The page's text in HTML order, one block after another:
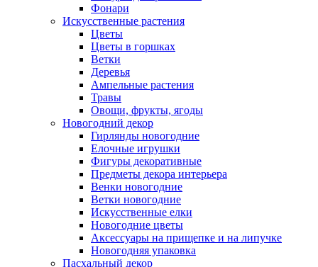
Фонари
Искусственные растения
Цветы
Цветы в горшках
Ветки
Деревья
Ампельные растения
Травы
Овощи, фрукты, ягоды
Новогодний декор
Гирлянды новогодние
Елочные игрушки
Фигуры декоративные
Предметы декора интерьера
Венки новогодние
Ветки новогодние
Искусственные елки
Новогодние цветы
Аксессуары на прищепке и на липучке
Новогодняя упаковка
Пасхальный декор